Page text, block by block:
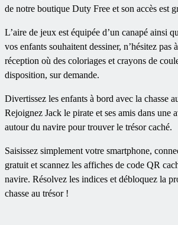
de notre boutique Duty Free et son accès est
L’aire de jeux est équipée d’un canapé ainsi
vos enfants souhaitent dessiner, n’hésitez pas
réception où des coloriages et crayons de
disposition, sur demande.
Divertissez les enfants à bord avec la chasse
Rejoignez Jack le pirate et ses amis dans une
autour du navire pour trouver le trésor caché.
Saisissez simplement votre smartphone,
gratuit et scannez les affiches de code QR
navire. Résolvez les indices et débloquez la
chasse au trésor !